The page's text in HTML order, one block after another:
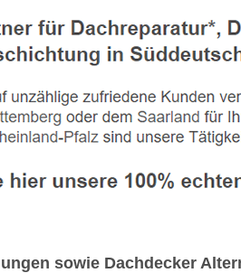
sowie Dachdecker